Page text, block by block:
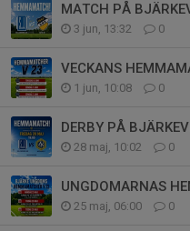
MATCH PÅ
3 jun, 13:32 0
VECKANS
1 jun, 10:08 0
DERBY PÅ
28 maj, 10:02 0
UNGDOMARNAS
25 maj, 06:00 0